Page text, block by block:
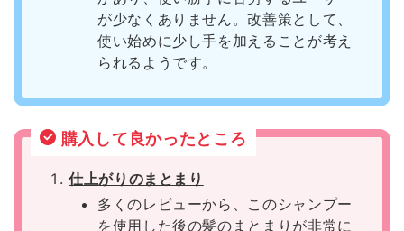
が少なくありません。改善策として、
使い始めに少し手を加えることが考え
られるようです。
購入して良かったところ
仕上がりのまとまり
多くのレビューから、このシャンプー
を使用した後の髪のまとまりが非常に